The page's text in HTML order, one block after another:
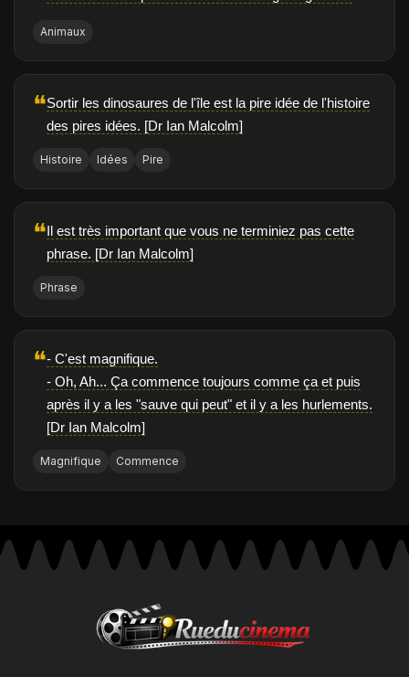
Animaux
❝Sortir les dinosaures de l'île est la pire idée de l'histoire
des pires idées. [Dr Ian Malcolm]
Histoire Idées Pire
❝Il est très important que vous ne terminiez pas cette
phrase. [Dr Ian Malcolm]
Phrase
❝- C'est magnifique.
- Oh, Ah... Ça commence toujours comme ça et puis
après il y a les "sauve qui peut" et il y a les hurlements.
[Dr Ian Malcolm]
Magnifique Commence